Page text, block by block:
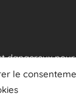
le
dangereux